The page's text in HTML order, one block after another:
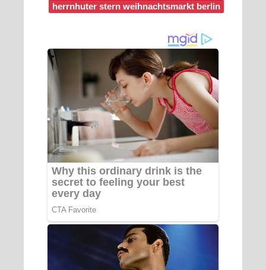
herrnhuter stern weihnachtsmarkt berlin